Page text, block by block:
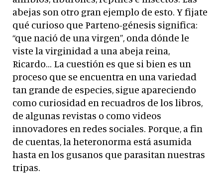
abejas son otro gran ejemplo de esto. Y fijate
qué curioso que Parteno-génesis significa:
“que nació de una virgen”, onda dónde le
viste la virginidad a una abeja reina,
Ricardo… La cuestión es que si bien es un
proceso que se encuentra en una variedad
tan grande de especies, sigue apareciendo
como curiosidad en recuadros de los libros,
de algunas revistas o como videos
innovadores en redes sociales. Porque, a fin
de cuentas, la heteronorma está asumida
hasta en los gusanos que parasitan nuestras
tripas.